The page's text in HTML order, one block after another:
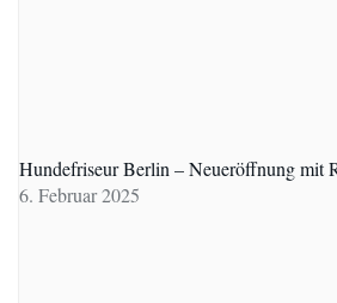
Hundefriseur Berlin – Neueröffnung mit
6. Februar 2025